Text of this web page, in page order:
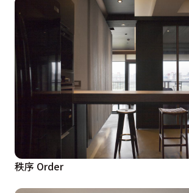
秩序 Order